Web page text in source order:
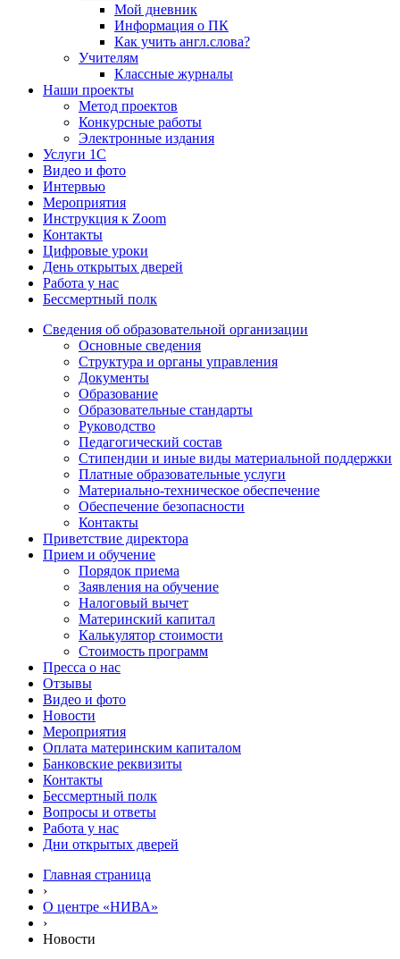
Мой дневник
Информация о ПК
Как учить англ.слова?
Учителям
Классные журналы
Наши проекты
Метод проектов
Конкурсные работы
Электронные издания
Услуги 1C
Видео и фото
Интервью
Мероприятия
Инструкция к Zoom
Контакты
Цифровые уроки
День открытых дверей
Работа у нас
Бессмертный полк
Сведения об образовательной организации
Основные сведения
Структура и органы управления
Документы
Образование
Образовательные стандарты
Руководство
Педагогический состав
Стипендии и иные виды материальной поддержки
Платные образовательные услуги
Материально-техническое обеспечение
Обеспечение безопасности
Контакты
Приветствие директора
Прием и обучение
Порядок приема
Заявления на обучение
Налоговый вычет
Материнский капитал
Калькулятор стоимости
Стоимость программ
Пресса о нас
Отзывы
Видео и фото
Новости
Мероприятия
Оплата материнским капиталом
Банковские реквизиты
Контакты
Бессмертный полк
Вопросы и ответы
Работа у нас
Дни открытых дверей
Главная страница
›
О центре «НИВА»
›
Новости